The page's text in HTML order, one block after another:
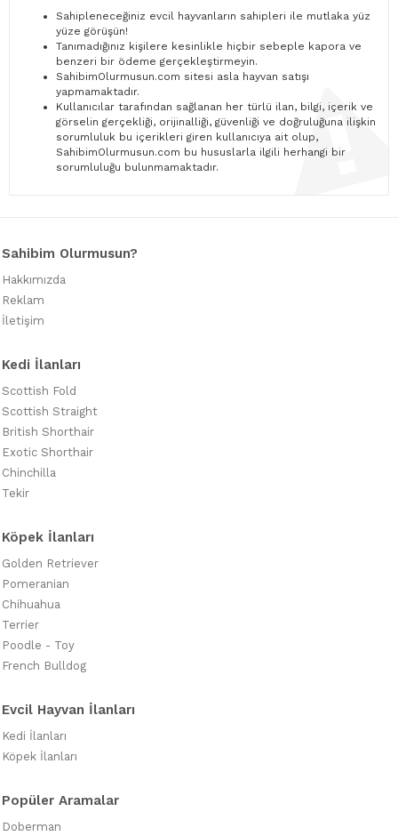
Sahipleneceğiniz evcil hayvanların sahipleri ile mutlaka yüz
yüze görüşün!
Tanımadığınız kişilere kesinlikle hiçbir sebeple kapora ve
benzeri bir ödeme gerçekleştirmeyin.
SahibimOlurmusun.com sitesi asla hayvan satışı
yapmamaktadır.
Kullanıcılar tarafından sağlanan her türlü ilan, bilgi, içerik ve
görselin gerçekliği, orijinalliği, güvenliği ve doğruluğuna ilişkin
sorumluluk bu içerikleri giren kullanıcıya ait olup,
SahibimOlurmusun.com bu hususlarla ilgili herhangi bir
sorumluluğu bulunmamaktadır.
Sahibim Olurmusun?
Hakkımızda
Reklam
İletişim
Kedi İlanları
Scottish Fold
Scottish Straight
British Shorthair
Exotic Shorthair
Chinchilla
Tekir
Köpek İlanları
Golden Retriever
Pomeranian
Chihuahua
Terrier
Poodle - Toy
French Bulldog
Evcil Hayvan İlanları
Kedi İlanları
Köpek İlanları
Popüler Aramalar
Doberman